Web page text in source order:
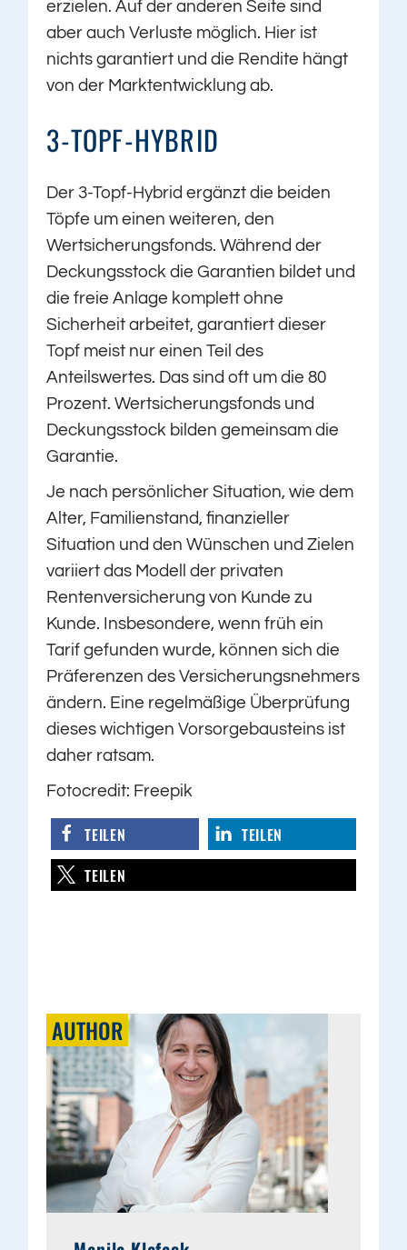
erzielen. Auf der anderen Seite sind
aber auch Verluste möglich. Hier ist
nichts garantiert und die Rendite hängt
von der Marktentwicklung ab.
3-TOPF-HYBRID
Der 3-Topf-Hybrid ergänzt die beiden
Töpfe um einen weiteren, den
Wertsicherungsfonds. Während der
Deckungsstock die Garantien bildet und
die freie Anlage komplett ohne
Sicherheit arbeitet, garantiert dieser
Topf meist nur einen Teil des
Anteilswertes. Das sind oft um die 80
Prozent. Wertsicherungsfonds und
Deckungsstock bilden gemeinsam die
Garantie.
Je nach persönlicher Situation, wie dem
Alter, Familienstand, finanzieller
Situation und den Wünschen und Zielen
variiert das Modell der privaten
Rentenversicherung von Kunde zu
Kunde. Insbesondere, wenn früh ein
Tarif gefunden wurde, können sich die
Präferenzen des Versicherungsnehmers
ändern. Eine regelmäßige Überprüfung
dieses wichtigen Vorsorgebausteins ist
daher ratsam.
Fotocredit: Freepik
TEILEN
TEILEN
TEILEN
AUTHOR